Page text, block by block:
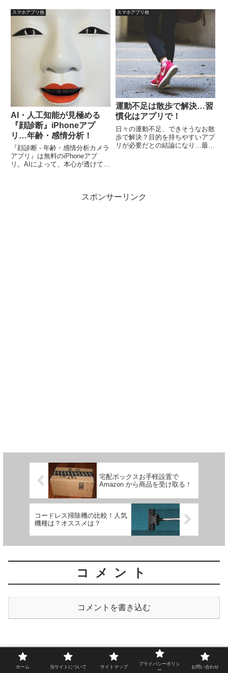
白くて、ついやりこんでしまいま
した。一人プレイなら、ちょっと
の確認を忘れずにしてください。
スマホアプリ他
AI・人工知能が見極める
『顔診断』iPhoneアプ
リ…年齢・感情分析！
『顔診断 - 年齢・感情分析カメラ
アプリ』は無料のiPhoneアプ
リ。AIによって、本心が透けて見
ています。悲しみ、怒り、喜び、
スマホアプリ他
運動不足は散歩で解決…習
慣化はアプリで！
日々の運動不足、できそうなお散
歩で解決？目的を持ちやすいアプ
リが必要だとの結論になり…最低
上。
スポンサーリンク
宅配ボックスお手軽設置で
Amazon から商品を受け取る！
コードレス掃除機の比較！人気
機種は？オススメは？
コメント
コメントを書き込む
ホーム 当サイトについて サイトマップ
プライバシーポリシ
ー
お問い合わせ